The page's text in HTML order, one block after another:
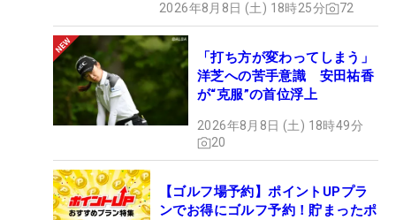
2026年8月8日 (土) 18時25分 72
「打ち方が変わってしまう」
洋芝への苦手意識 安田祐香
が“克服”の首位浮上
2026年8月8日 (土) 18時49分
20
【ゴルフ場予約】ポイントUPプラ
ンでお得にゴルフ予約！貯まったポ